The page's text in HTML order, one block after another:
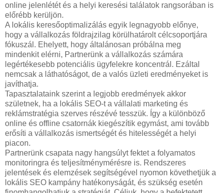
online jelenlétét és a helyi keresési találatok rangsorában is
előrébb kerüljön.
A lokális keresőoptimalizálás egyik legnagyobb előnye,
hogy a vállalkozás földrajzilag körülhatárolt célcsoportjára
fókuszál. Ehelyett, hogy általánosan próbálna meg
mindenkit elérni, Partnerünk a vállalkozás számára
legértékesebb potenciális ügyfelekre koncentrál. Ezáltal
nemcsak a láthatóságot, de a valós üzleti eredményeket is
javíthatja.
Tapasztalataink szerint a legjobb eredmények akkor
születnek, ha a lokális SEO-t a vállalati marketing és
reklámstratégia szerves részévé tesszük. Így a különböző
online és offline csatornák kiegészítik egymást, ami tovább
erősíti a vállalkozás ismertségét és hitelességét a helyi
piacon.
Partnerünk csapata nagy hangsúlyt fektet a folyamatos
monitoringra és teljesítménymérésre is. Rendszeres
jelentések és elemzések segítségével nyomon követhetjük a
lokális SEO kampány hatékonyságát, és szükség esetén